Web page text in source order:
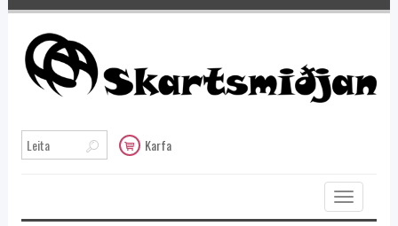
Karfa
Toggle
navigation